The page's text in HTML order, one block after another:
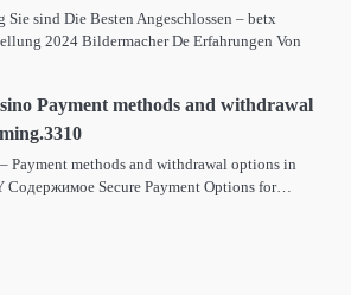
Sie sind Die Besten Angeschlossen – betx
2024 Bildermacher De Erfahrungen Von
Payment methods and withdrawal
Payment methods and withdrawal options in
Содержимое Secure Payment Options for…